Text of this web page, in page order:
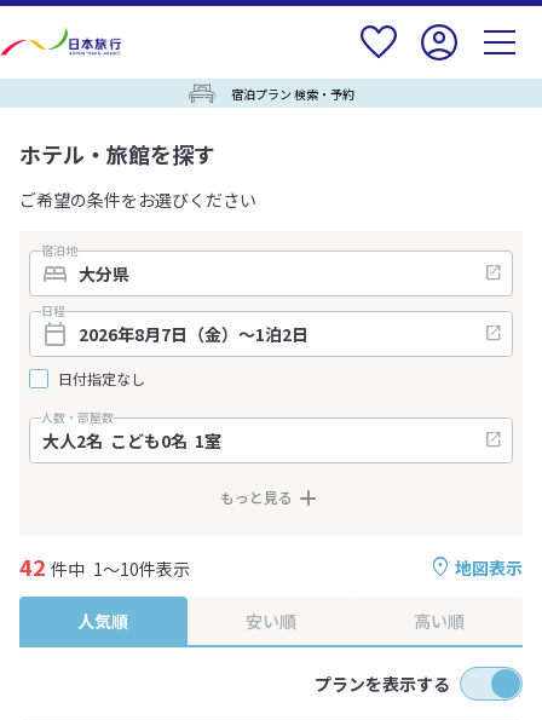
宿泊プラン 検索・予約
ホテル・旅館を探す
ご希望の条件をお選びください
宿泊地
日程
日付指定なし
人数・部屋数
もっと見る
地図表示
42 件中 1～10件表示
人気順 安い順 高い順
プランを表示する